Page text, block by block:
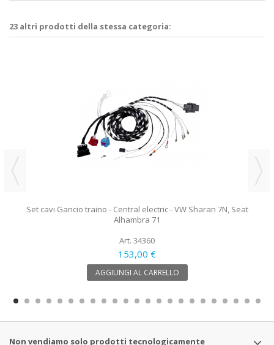
23 altri prodotti della stessa categoria:
Set cavi Gancio traino - Central electric - VW Sharan 7N, Seat
Alhambra 71
Art. 34360
153,00 €
AGGIUNGI AL CARRELLO
Non vendiamo solo prodotti tecnologicamente